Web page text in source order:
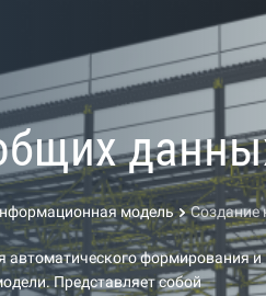
модель Создание
автоматического формирования и
Представляет собой